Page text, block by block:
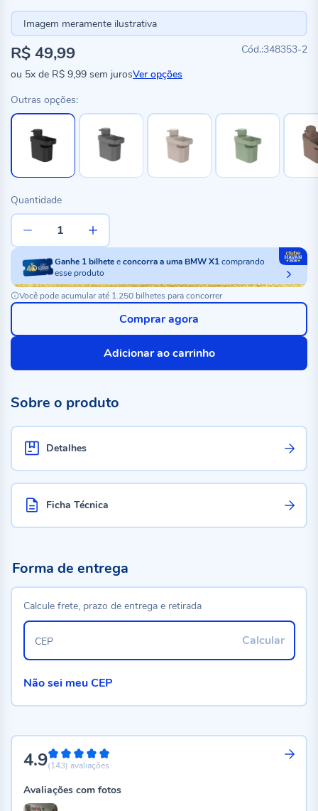
Imagem meramente ilustrativa
348353-2
R$ 49,99
ou 5x de R$ 9,99 sem jurosVer opções
Outras opções:
Quantidade
Ganhe 1bilheteeconcorra a uma BMW X1comprando
esse produto
Você pode acumular até 1.250 bilhetes para concorrer
Adicionar ao carrinho
Comprar agora
Sobre o produto
Detalhes
Ficha Técnica
4.998%
(143) avaliações
Avaliações com fotos
Forma de entrega
Calcule frete, prazo de entrega e retirada
Calcular
CEP
Não sei meu CEP